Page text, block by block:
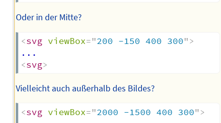
Oder in der Mitte?
<svg viewBox="200 -150 400 300">
<svg>
Vielleicht auch außerhalb des Bildes?
<svg viewBox="2000 -1500 400 300">